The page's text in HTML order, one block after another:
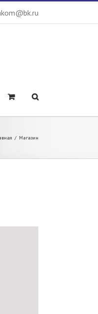
/ Магазин